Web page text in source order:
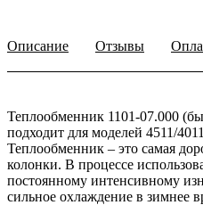
Описание Отзывы
Теплообменник 1101-07.000
подходит для моделей 4511/
Теплообменник – это самая
колонки. В процессе
постоянному интенсивному
сильное охлаждение в зимнее